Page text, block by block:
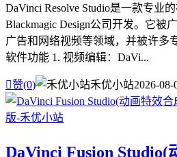
DaVinci Resolve Studio是一款专业
Blackmagic Design公司开发。它被
广告和网络视频等领域，并被许多
软件功能 1. 视频编辑：DaVi...
赞(0) 禾优小站2026-08-
DaVinci Fusion Studio(